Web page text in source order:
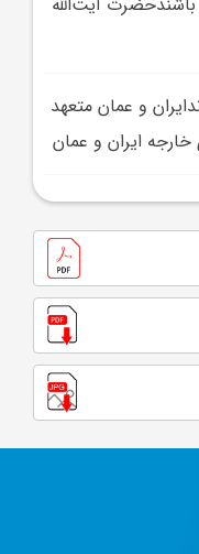
و عمان متعهد
ايران و عمان